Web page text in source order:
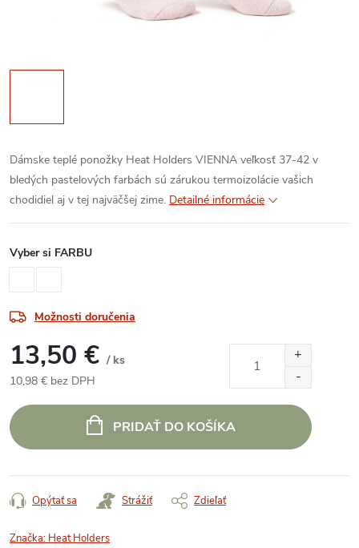
Dámske teplé ponožky Heat Holders VIENNA veľkosť 37-42 v
bledých pastelových farbách sú zárukou termoizolácie vašich
chodidiel aj v tej najväčšej zime. Detailné informácie
Vyber si FARBU
Možnosti doručenia
13,50 € / ks
10,98 € bez DPH
cena:
PRIDAŤ DO KOŠÍKA
Opýtať sa Strážiť Zdieľať
Značka: Heat Holders